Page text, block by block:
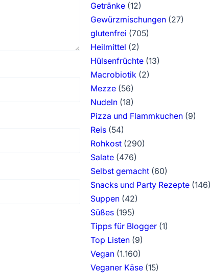
Getränke(12)
Gewürzmischungen(27)
glutenfrei (705)
Heilmittel (2)
Hülsenfrüchte(13)
Macrobiotik (2)
Mezze(56)
Nudeln(18)
Pizza und Flammkuchen(9)
Reis(54)
Rohkost(290)
Salate(476)
Selbst gemacht(60)
Snacks und Party Rezepte(146)
Suppen(42)
Süßes(195)
Tipps für Blogger(1)
Top Listen(9)
Vegan(1.160)
Veganer Käse(15)